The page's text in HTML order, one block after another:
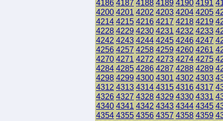
4186 4187 4188 4189 4190 4191
4200 4201 4202 4203 4204 4205
4214 4215 4216 4217 4218 4219
4228 4229 4230 4231 4232 4233
4242 4243 4244 4245 4246 4247
4256 4257 4258 4259 4260 4261
4270 4271 4272 4273 4274 4275
4284 4285 4286 4287 4288 4289
4298 4299 4300 4301 4302 4303
4312 4313 4314 4315 4316 4317
4326 4327 4328 4329 4330 4331
4340 4341 4342 4343 4344 4345
4354 4355 4356 4357 4358 4359